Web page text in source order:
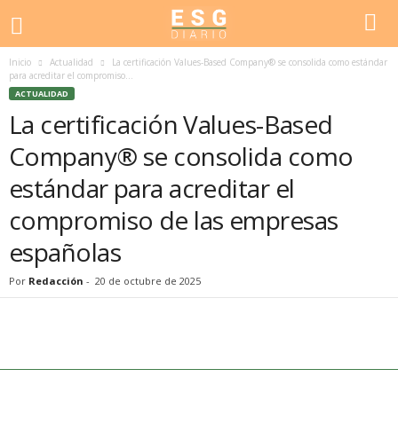
Inicio Actualidad
La certificación Values-Based Company® se consolida como estándar
para acreditar el compromiso...
ACTUALIDAD
La certificación Values-Based
Company® se consolida como
estándar para acreditar el
compromiso de las empresas
españolas
Por Redacción - 20 de octubre de 2025